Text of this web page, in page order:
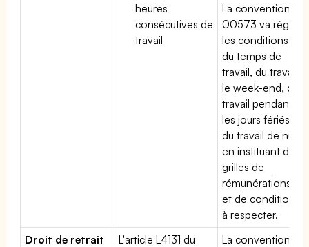
heures
consécutives de
travail
La convention
00573 va régir
les conditions
du temps de
travail, du travail
le week-end, du
travail pendant
les jours fériés,
du travail de nuit
en instituant des
grilles de
rémunérations
et de conditions
à respecter.
Droit de retrait
L'article L4131 du
La convention